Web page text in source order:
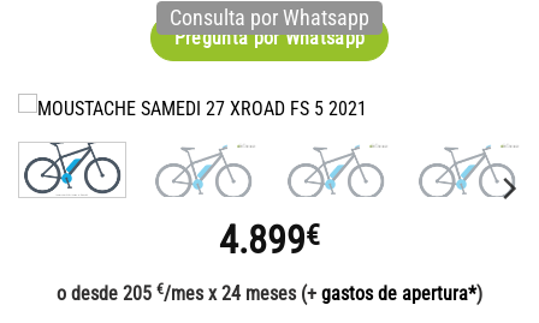
Pregunta por Whatsapp
Consulta por Whatsapp
4.899€
o desde 205 €/mes x 24 meses (+ gastos de apertura*)